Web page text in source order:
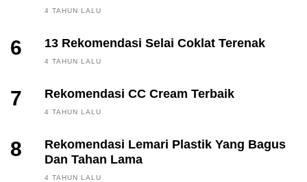
4 TAHUN LALU
6 13 Rekomendasi Selai Coklat Terenak
4 TAHUN LALU
7 Rekomendasi CC Cream Terbaik
4 TAHUN LALU
8
Rekomendasi Lemari Plastik Yang Bagus
Dan Tahan Lama
4 TAHUN LALU